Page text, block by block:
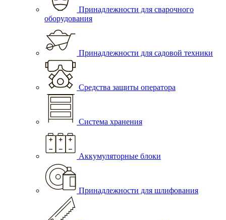
Принадлежности для сварочного
оборудования
Принадлежности для садовой техники
Средства защиты оператора
Система хранения
Аккумуляторные блоки
Принадлежности для шлифования